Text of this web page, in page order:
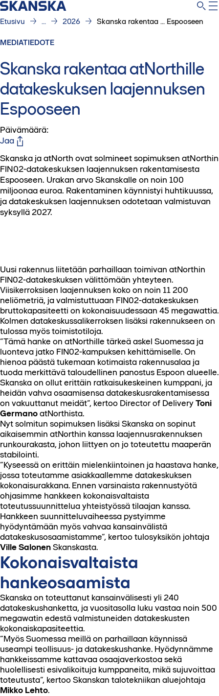
Etusivu ... 2026 Skanska rakentaa ... Espooseen
MEDIATIEDOTE
Skanska rakentaa atNorthille
datakeskuksen laajennuksen
Espooseen
Päivämäärä:
Jaa
Skanska ja atNorth ovat solmineet sopimuksen atNorthin
FIN02-datakeskuksen laajennuksen rakentamisesta
Espooseen. Urakan arvo Skanskalle on noin 100
miljoonaa euroa. Rakentaminen käynnistyi huhtikuussa,
ja datakeskuksen laajennuksen odotetaan valmistuvan
syksyllä 2027.
Uusi rakennus liitetään parhaillaan toimivan atNorthin
FIN02-datakeskuksen välittömään yhteyteen.
Viisikerroksisen laajennuksen koko on noin 11 200
neliömetriä, ja valmistuttuaan FIN02-datakeskuksen
bruttokapasiteetti on kokonaisuudessaan 45 megawattia.
Kolmen datakeskussalikerroksen lisäksi rakennukseen on
tulossa myös toimistotiloja.
”Tämä hanke on atNorthille tärkeä askel Suomessa ja
luonteva jatko FIN02-kampuksen kehittämiselle. On
hienoa päästä tukemaan kotimaista rakennusalaa ja
tuoda merkittävä taloudellinen panostus Espoon alueelle.
Skanska on ollut erittäin ratkaisukeskeinen kumppani, ja
heidän vahva osaamisensa datakeskusrakentamisessa
on vakuuttanut meidät”, kertoo Director of DeliveryToni
GermanoatNorthista.
Nyt solmitun sopimuksen lisäksi Skanska on sopinut
aikaisemmin atNorthin kanssa laajennusrakennuksen
runkourakasta, johon liittyen on jo toteutettu maaperän
stabilointi.
”Kyseessä on erittäin mielenkiintoinen ja haastava hanke,
jossa toteutamme asiakkaallemme datakeskuksen
kokonaisurakkana. Ennen varsinaista rakennustyötä
ohjasimme hankkeen kokonaisvaltaista
toteutussuunnittelua yhteistyössä tilaajan kanssa.
Hankkeen suunnitteluvaiheessa pystyimme
hyödyntämään myös vahvaa kansainvälistä
datakeskusosaamistamme”, kertoo tulosyksikön johtaja
Ville SalonenSkanskasta.
Kokonaisvaltaista
hankeosaamista
Skanska on toteuttanut kansainvälisesti yli 240
datakeskushanketta, ja vuositasolla luku vastaa noin 500
megawatin edestä valmistuneiden datakeskusten
kokonaiskapasiteettia.
”Myös Suomessa meillä on parhaillaan käynnissä
useampi teollisuus- ja datakeskushanke. Hyödynnämme
hankkeissamme kattavaa osaajaverkostoa sekä
huolellisesti esivalikoituja kumppaneita, mikä sujuvoittaa
toteutusta”, kertoo Skanskan talotekniikan aluejohtaja
Mikko Lehto.